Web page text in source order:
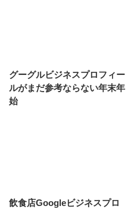
グーグルビジネスプロフィー
ルがまだ参考ならない年末年
始
飲食店Googleビジネスプロ